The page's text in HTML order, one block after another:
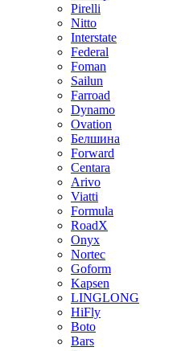
Pirelli
Nitto
Interstate
Federal
Foman
Sailun
Farroad
Dynamo
Ovation
Белшина
Forward
Centara
Arivo
Viatti
Formula
RoadX
Onyx
Nortec
Goform
Kapsen
LINGLONG
HiFly
Boto
Bars